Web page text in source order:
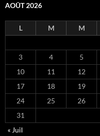
AOÛT 2026
L M M
3
4 5
10
11 12
17
18 19
24
25 26
31
« Juil